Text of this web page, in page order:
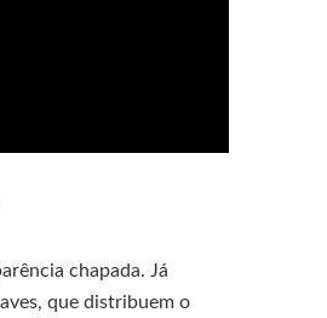
chapada. Já
que distribuem o